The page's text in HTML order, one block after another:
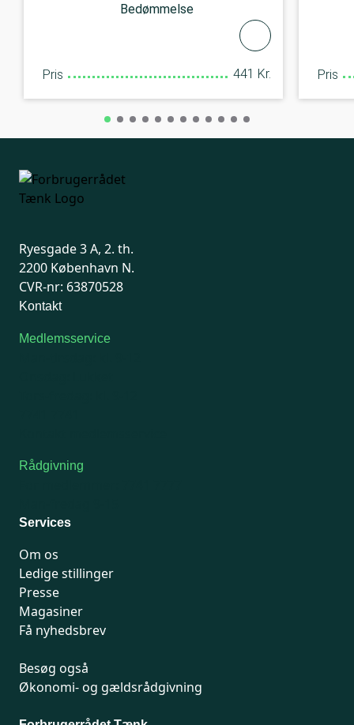
Bedømmelse
Pris 441 Kr. Pris
Ryesgade 3 A, 2. th.
2200 København N.
CVR-nr: 63870528
Kontakt
Medlemsservice
Rådgivning
Services
Om os
Ledige stillinger
Presse
Magasiner
Få nyhedsbrev
Besøg også
Økonomi- og gældsrådgivning